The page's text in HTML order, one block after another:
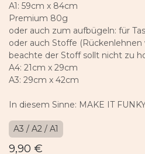
A1: 59cm x 84cm
Premium 80g
oder auch zum aufbügeln: für
oder auch Stoffe (Rückenlehnen
beachte der Stoff sollt nicht zu
A4: 21cm x 29cm
A3: 29cm x 42cm
In diesem Sinne: MAKE IT
A3 / A2 / A1
9,90 €